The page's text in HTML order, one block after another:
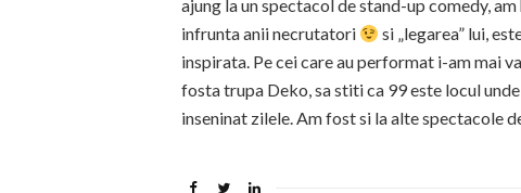
ajung la un spectacol de stand-up comedy,
infrunta anii necrutatori
si „legarea” lui,
inspirata. Pe cei care au performat i-am mai
fosta trupa Deko, sa stiti ca 99 este locul
inseninat zilele. Am fost si la alte spectacole